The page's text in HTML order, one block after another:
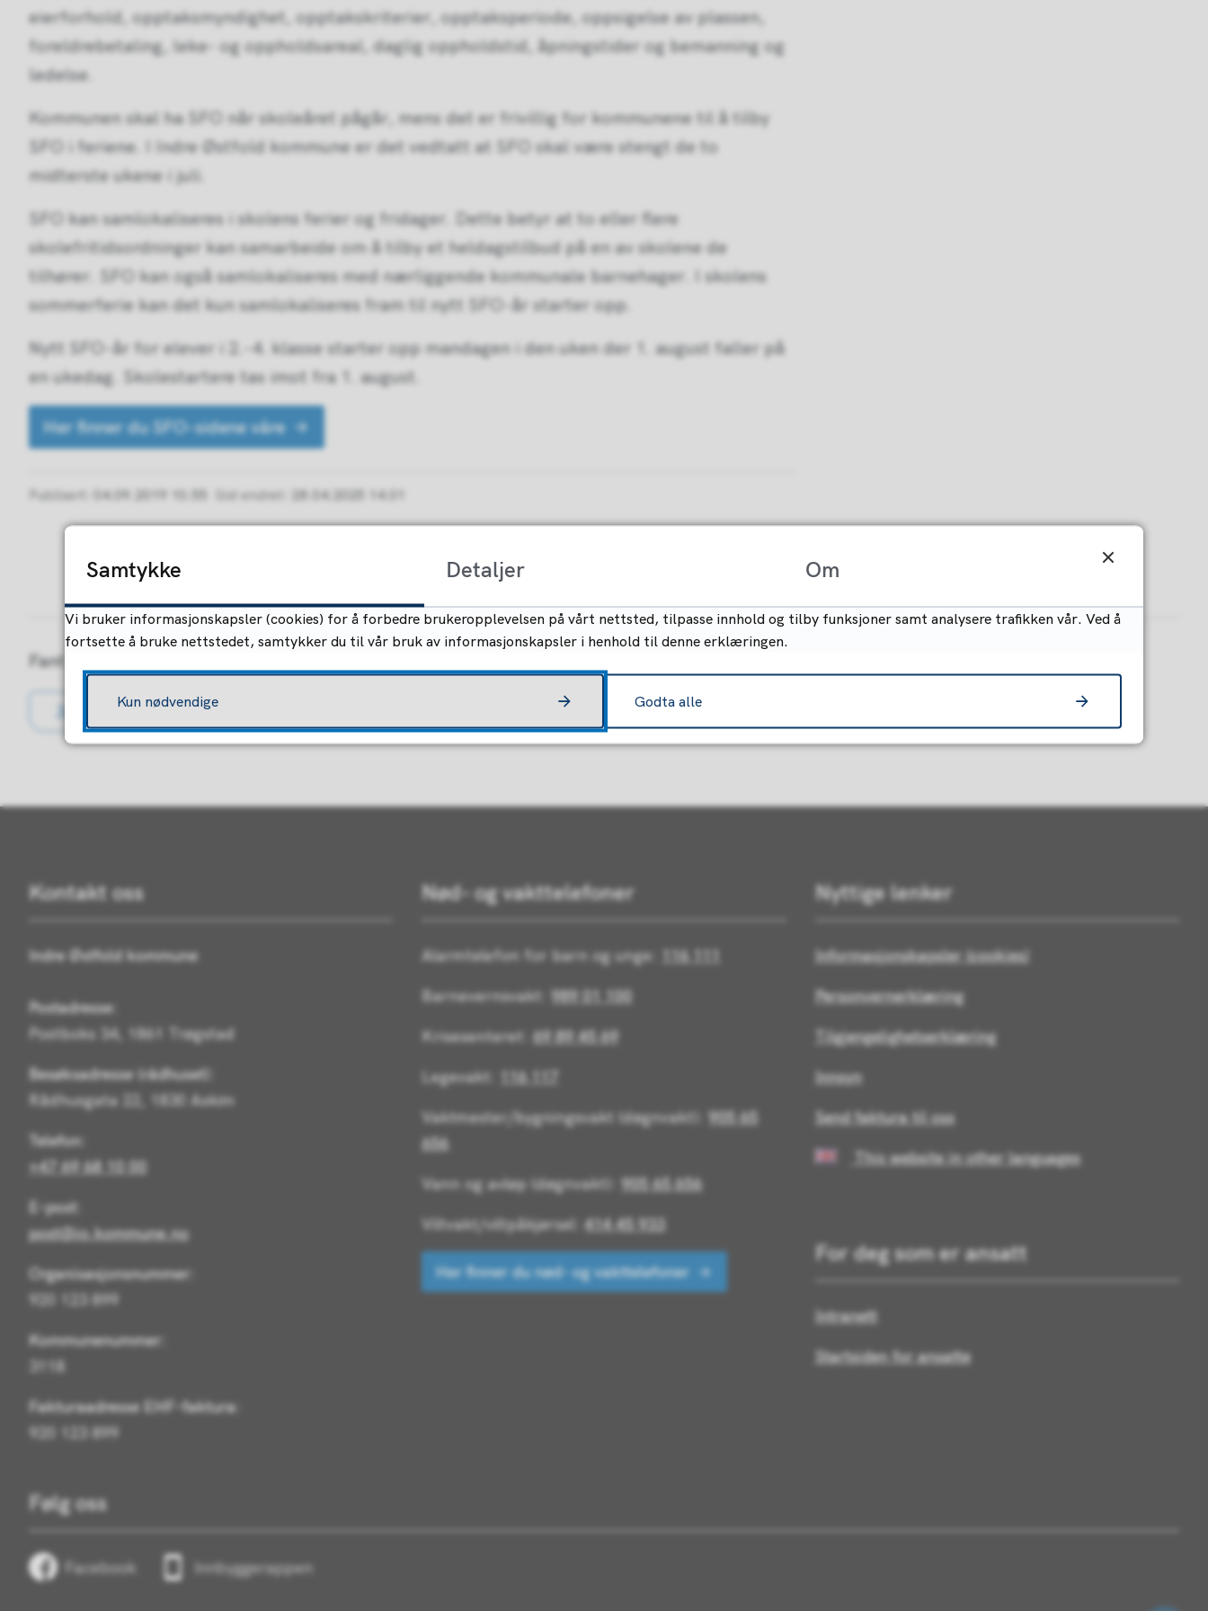
eierforhold, opptaksmyndighet, opptakskriterier, opptaksperiode, oppsigelse av plassen,
foreldrebetaling, leke- og oppholdsareal, daglig oppholdstid, åpningstider og bemanning og
ledelse.
Kommunen skal ha SFO når skoleåret pågår, mens det er frivillig for kommunene til å tilby
SFO i feriene. I Indre Østfold kommune er det vedtatt at SFO skal være stengt de to
midterste ukene i juli.
SFO kan samlokaliseres i skolens ferier og fridager. Dette betyr at to eller flere
skolefritidsordninger kan samarbeide om å tilby et heldagstilbud på en av skolene de
tilhører. SFO kan også samlokaliseres med nærliggende kommunale barnehager. I skolens
sommerferie kan det kun samlokaliseres fram til nytt SFO-år starter opp.
Nytt SFO-år for elever i 2.-4. klasse starter opp mandagen i den uken der 1. august faller på
en ukedag. Skolestartere tas imot fra 1. august.
Her finner du SFO-sidene våre
Publisert 04.09.2019 10.55 Sist endret 28.04.2025 14.01
Fant du det du lette etter?
Nei
Kontakt oss
Indre Østfold kommune
Postadresse:
Postboks 34, 1861 Trøgstad
Besøksadresse (rådhuset):
Rådhusgata 22, 1830 Askim
Telefon:
+47 69 68 10 00
E-post:
post@io.kommune.no
Organisasjonsnummer:
920 123 899
Kommunenummer:
3118
Fakturaadresse EHF-faktura:
920 123 899
Nød- og vakttelefoner
Alarmtelefon for barn og unge:
116 111
Barnevernsvakt: 989 01 100
Krisesenteret:69 89 45 69
Legevakt:
116 117
Vaktmester/bygningsvakt (døgnvakt): 905 65
656
Vann og avløp (døgnvakt): 905 65 656
Viltvakt/viltpåkjørsel:414 45 933
Her finner du nød- og vakttelefoner
Nyttige lenker
Informasjonskapsler (cookies)
Personvernerklæring
Tilgjengelighetserklæring
Innsyn
Send faktura til oss
This website in other languages
For deg som er ansatt
Intranett
Startsiden for ansatte
Følg oss
Facebook Innbyggerappen
Samtykke Detaljer Om
Vi bruker informasjonskapsler (cookies) for å forbedre brukeropplevelsen på vårt nettsted, tilpasse innhold og tilby funksjoner samt analysere trafikken vår. Ved å
fortsette å bruke nettstedet, samtykker du til vår bruk av informasjonskapsler i henhold til denne erklæringen.
Kun nødvendige Godta alle